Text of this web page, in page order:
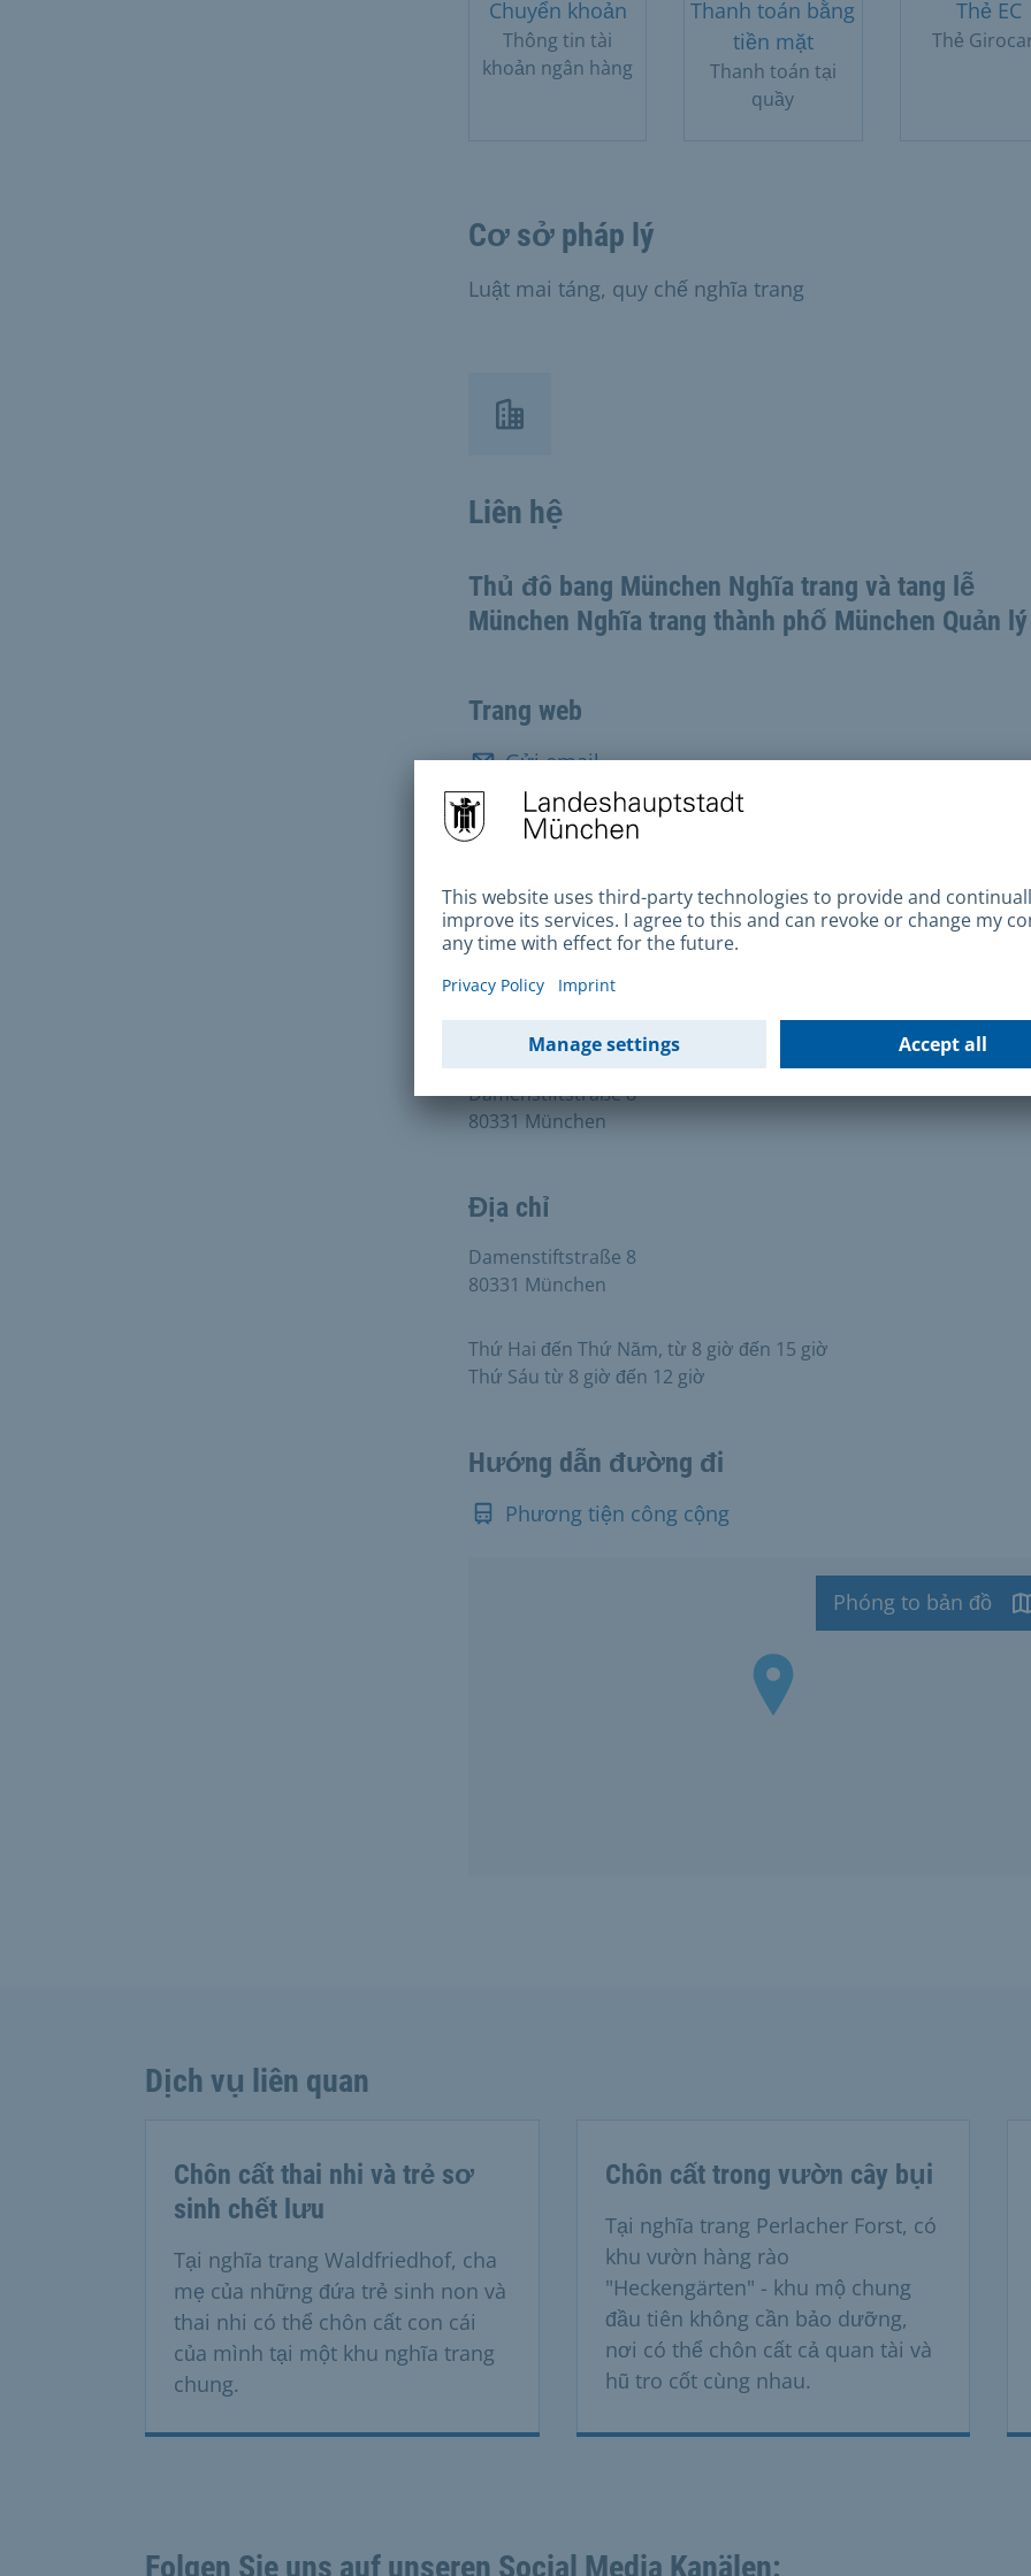
Chuyển khoản
Thông tin tài
khoản ngân hàng
Thanh toán bằng
tiền mặt
Thanh toán tại
quầy
Thẻ EC
Thẻ
Cơ sở pháp lý
Luật mai táng, quy chế nghĩa trang
Liên hệ
Thủ đô bang München Nghĩa trang và tang lễ
München Nghĩa trang thành phố München Quản
Trang web
Gửi email
Điện thoại
+49 89 2319901
Địa chỉ bưu điện
Thủ đô bang München Nghĩa trang và tang lễ München Nghĩa
trang thành phố München Quản lý mộ
Damenstiftstraße 8
80331 München
Địa chỉ
Damenstiftstraße 8
80331 München
Thứ Hai đến Thứ Năm, từ 8 giờ đến 15 giờ
Thứ Sáu từ 8 giờ đến 12 giờ
Hướng dẫn đường đi
Phương tiện công cộng
Phóng to bản đồ
Dịch vụ liên quan
Chôn cất thai nhi và trẻ sơ
sinh chết lưu
Tại nghĩa trang Waldfriedhof, cha
mẹ của những đứa trẻ sinh non và
thai nhi có thể chôn cất con cái
của mình tại một khu nghĩa trang
chung.
Chôn cất trong vườn cây bụi
Tại nghĩa trang Perlacher Forst, có
khu vườn hàng rào
"Heckengärten" - khu mộ chung
đầu tiên không cần bảo dưỡng,
nơi có thể chôn cất cả quan tài và
hũ tro cốt cùng nhau.
Folgen Sie uns auf unseren Social Media Kanälen: